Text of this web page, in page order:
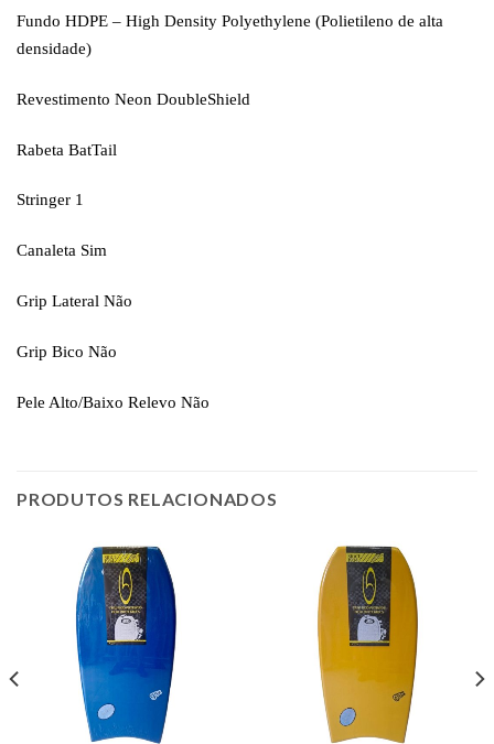
Fundo HDPE – High Density Polyethylene (Polietileno de alta
densidade)
Revestimento Neon DoubleShield
Rabeta BatTail
Stringer 1
Canaleta Sim
Grip Lateral Não
Grip Bico Não
Pele Alto/Baixo Relevo Não
PRODUTOS RELACIONADOS